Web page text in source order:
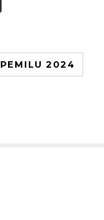
PEMILU 2024